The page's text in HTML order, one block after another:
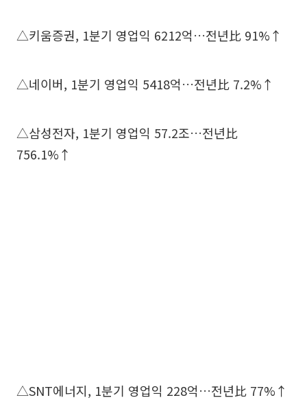
△키움증권, 1분기 영업익 6212억…전년比 91%↑
△네이버, 1분기 영업익 5418억…전년比 7.2%↑
△삼성전자, 1분기 영업익 57.2조…전년比
756.1%↑
△SNT에너지, 1분기 영업익 228억…전년比 77%↑